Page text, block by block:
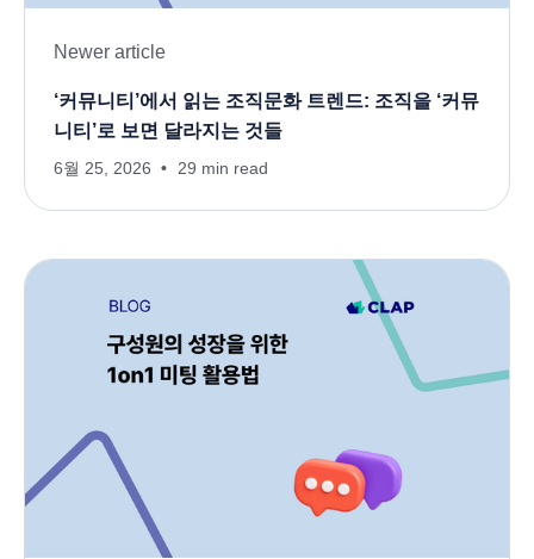
Newer article
‘커뮤니티’에서 읽는 조직문화 트렌드: 조직을 ‘커뮤
니티’로 보면 달라지는 것들
6월 25, 2026 29 min read